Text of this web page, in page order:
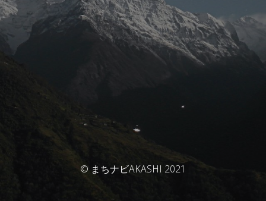
© まちナビAKASHI 2021